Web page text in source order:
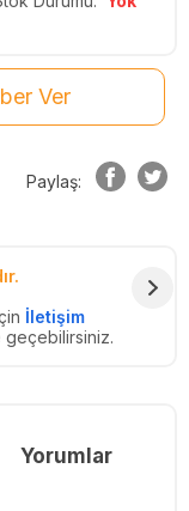
Ver
Paylaş:
İletişim
geçebilirsiniz.
Yorumlar